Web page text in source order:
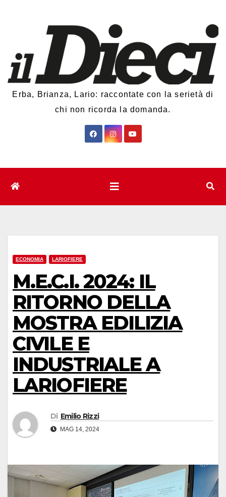
Erba, Brianza, Lario: raccontate con la serietà di
chi non ricorda la domanda.
ECONOMIA LARIOFIERE
M.E.C.I. 2024: IL
RITORNO DELLA
MOSTRA EDILIZIA
CIVILE E
INDUSTRIALE A
LARIOFIERE
Di Emilio Rizzi
MAG 14, 2024